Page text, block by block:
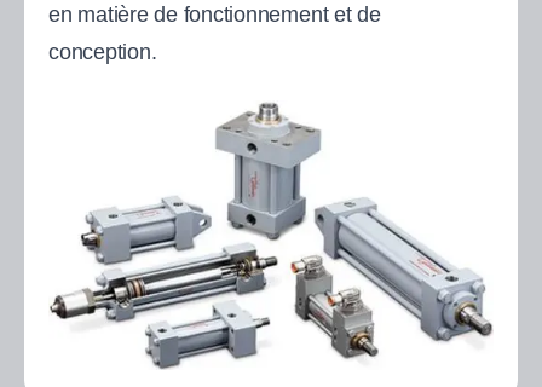
en matière de fonctionnement et de
conception.